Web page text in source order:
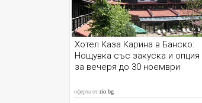
Хотел Каза Карина в Банско:
Нощувка със закуска и опция
за вечеря до 30 ноември
оферта от rio.bg